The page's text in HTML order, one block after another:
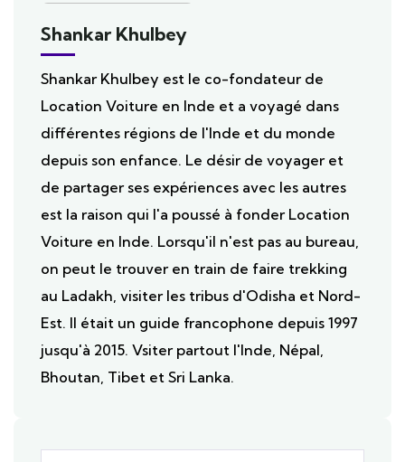
Shankar Khulbey
Shankar Khulbey est le co-fondateur de
Location Voiture en Inde et a voyagé dans
différentes régions de l'Inde et du monde
depuis son enfance. Le désir de voyager et
de partager ses expériences avec les autres
est la raison qui l'a poussé à fonder Location
Voiture en Inde. Lorsqu'il n'est pas au bureau,
on peut le trouver en train de faire trekking
au Ladakh, visiter les tribus d'Odisha et Nord-
Est. Il était un guide francophone depuis 1997
jusqu'à 2015. Vsiter partout l'Inde, Népal,
Bhoutan, Tibet et Sri Lanka.